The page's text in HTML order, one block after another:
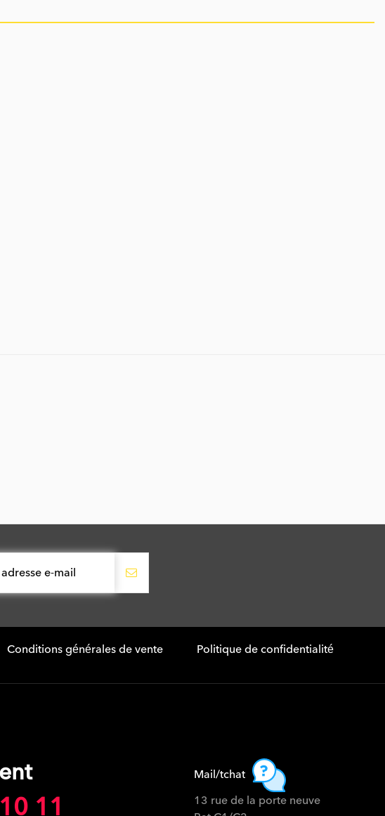
Conditions générales de vente Politique de confidentialité
11
Mail/tchat
13 rue de la porte neuve